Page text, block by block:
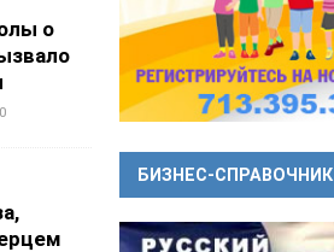
о
0
БИЗНЕС-СПРАВОЧНИК